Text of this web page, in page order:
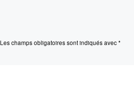
Les champs obligatoires sont indiqués avec*